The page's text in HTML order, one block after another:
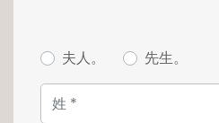
夫人。 先生。